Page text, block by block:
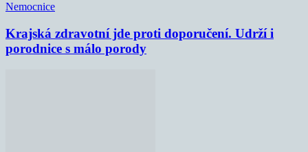
Nemocnice
Krajská zdravotní jde proti doporučení. Udrží i
porodnice s málo porody